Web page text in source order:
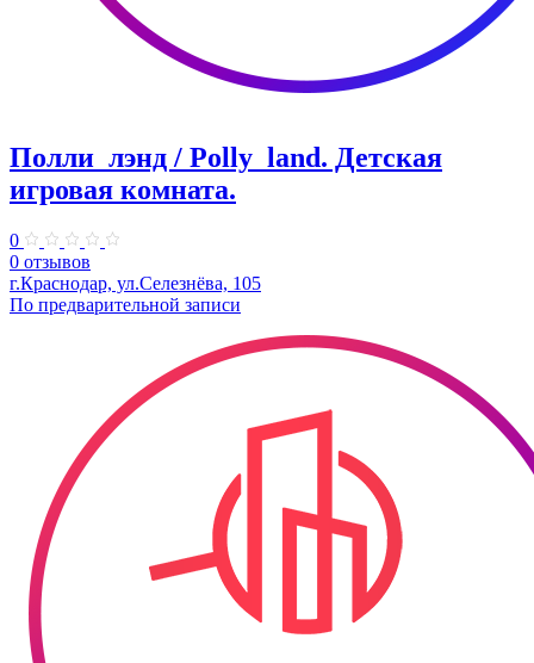
Полли_лэнд / Polly_land. ​Детская
игровая комната.
0
0 отзывов
г.Краснодар, ул.Селезнёва, 105
​По предварительной записи